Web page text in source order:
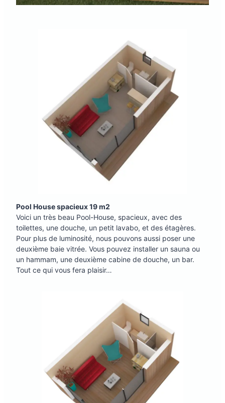
Pool House spacieux 19 m2
Voici un très beau Pool-House, spacieux, avec des
toilettes, une douche, un petit lavabo, et des étagères.
Pour plus de luminosité, nous pouvons aussi poser une
deuxième baie vitrée. Vous pouvez installer un sauna ou
un hammam, une deuxième cabine de douche, un bar.
Tout ce qui vous fera plaisir…